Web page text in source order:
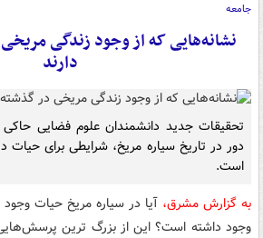
جامعه
نشانه‌هایی که از وجود زندگی
دارند
تحقیقات جدید دانشمندان علوم فضایی
دور در تاریخ سیاره مریخ، شرایطی برای حیات
است.
به گزارش مشرق، آیا در سیاره مریخ حیات
وجود داشته است؟ این از بزرگ ترین